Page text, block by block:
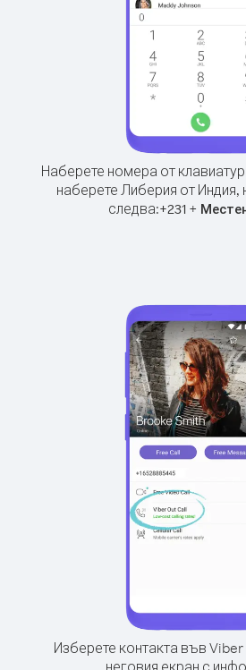
Наберете номера от
наберете Либерия от Индия,
следва:+231+
Изберете контакта във
неговия екран с